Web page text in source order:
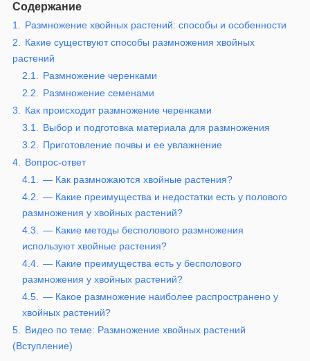
Содержание
1.
Размножение хвойных растений: способы и особенности
2.
Какие существуют способы размножения хвойных
растений
2.1.
Размножение черенками
2.2.
Размножение семенами
3.
Как происходит размножение черенками
3.1.
Выбор и подготовка материала для размножения
3.2.
Приготовление почвы и ее увлажнение
4.
Вопрос-ответ
4.1.
— Как размножаются хвойные растения?
4.2.
— Какие преимущества и недостатки есть у полового
размножения у хвойных растений?
4.3.
— Какие методы бесполового размножения
используют хвойные растения?
4.4.
— Какие преимущества есть у бесполового
размножения у хвойных растений?
4.5.
— Какое размножение наиболее распространено у
хвойных растений?
5.
Видео по теме: Размножение хвойных растений
(Вступление)